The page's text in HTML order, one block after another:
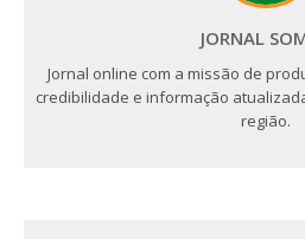
JORNAL
Jornal online com a missão de
credibilidade e informação
região.